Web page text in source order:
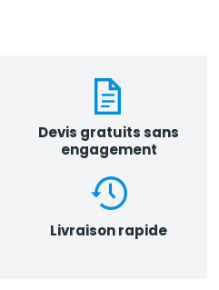
Devis gratuits sans
engagement
Livraison rapide